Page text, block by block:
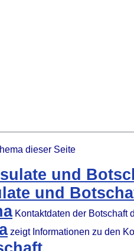
dieser Seite
und
und
Kontaktdaten der Botschaft
zeigt Informationen zu den